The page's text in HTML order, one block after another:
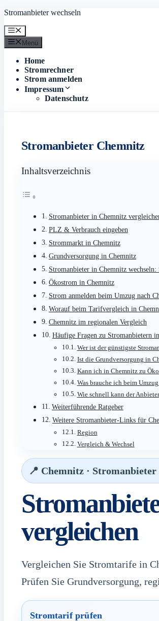
Zum
springen
Stromanbieter wechseln
Menü
Menü
Home
Stromrechner
Strom anmelden
Impressum
Datenschutz
Stromanbieter Chemnitz
Inhaltsverzeichnis
Stromanbieter in Chemnitz
PLZ & Verbrauch eingeben
Strommarkt in Chemnitz
Grundversorgung in Chemnitz
Stromanbieter in Chemnitz
Ökostrom in Chemnitz
Strom anmelden beim Umzug nach
Worauf beim Tarifvergleich in
Chemnitz im regionalen Vergleich
Häufige Fragen zu Stromanbietern
Wer ist der günstigste
Ist die Grundversorgung in
Kann ich in Chemnitz zu
Was brauche ich beim
Wie schnell kann der
Weiterführende Ratgeber
Weitere Stromanbieter-Links für
Region
Vergleich & Wechsel
📍 Chemnitz ·
vergleichen
Vergleichen Sie Stromtarife in
Prüfen Sie Grundversorgung,
Stromtarif prüfen